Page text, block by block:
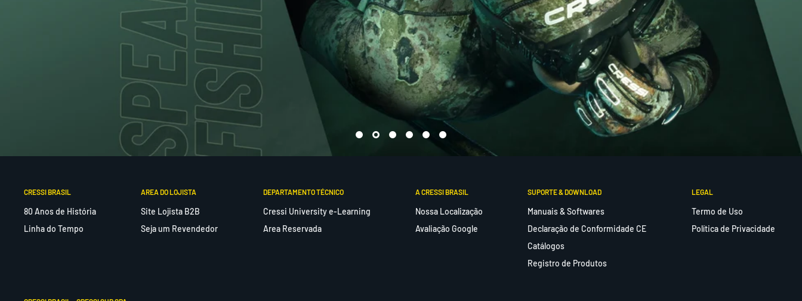
Mantém as características técnicas e ergonômicas do
ESPECIFICAÇÕES TÉCNICAS
Borracha e aço inoxidável
1 par de pulseiras (duas peças)
SEGURANÇA E USO CORRETO
Cuidados após o uso:
Lavar com água doce em abundância, secar à sombra e guardar
durabilidade.
Com aPulseira Computador Cressi Goa
, você garante o desempenho e a
segurança do seu computador em todas as suas aventuras subaquáticas.
CRESSI BRASIL
80 Anos de História
Linha do Tempo
AREA DO LOJISTA
Site Lojista B2B
Seja um Revendedor
DEPARTAMENTO TÉCNICO
Cressi University e-Learning
Area Reservada
A CRESSI BRASIL
Nossa Localização
Avaliação Google
SUPORTE & DOWNLOAD
Manuais & Softwares
Declaração de Conformidade CE
Catálogos
Registro de Produtos
LEGAL
Termo de Uso
Política de Privacidade